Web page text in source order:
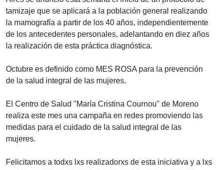
tamizaje que se aplicará a la población general realizando
la mamografía a partir de los 40 años, independientemente
de los antecedentes personales, adelantando en diez años
la realización de esta práctica diagnóstica.
Octubre es definido como MES ROSA para la prevención
de la salud integral de las mujeres.
El Centro de Salud "María Cristina Cournou" de Moreno
realiza este mes una campaña en redes promoviendo las
medidas para el cuidado de la salud integral de las
mujeres.
Felicitamos a todxs lxs realizadorxs de esta iniciativa y a lxs